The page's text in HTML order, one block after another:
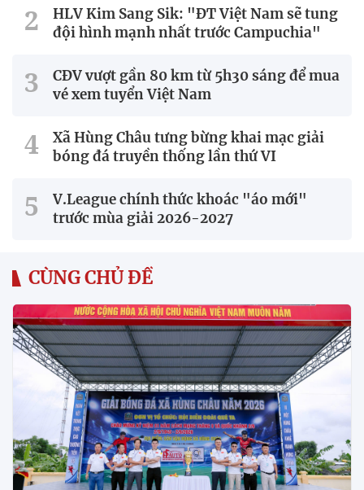
HLV Kim Sang Sik: "ĐT Việt Nam sẽ tung
đội hình mạnh nhất trước Campuchia"
CĐV vượt gần 80 km từ 5h30 sáng để mua
vé xem tuyển Việt Nam
Xã Hùng Châu tưng bừng khai mạc giải
bóng đá truyền thống lần thứ VI
V.League chính thức khoác "áo mới"
trước mùa giải 2026-2027
CÙNG CHỦ ĐỀ